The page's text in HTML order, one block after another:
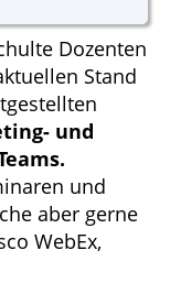
Dozenten
Stand
und
und
aber gerne
WebEx,